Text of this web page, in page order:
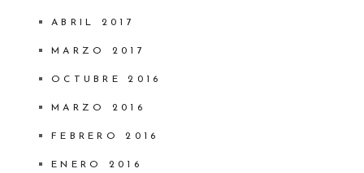
ABRIL 2017
MARZO 2017
OCTUBRE 2016
MARZO 2016
FEBRERO 2016
ENERO 2016